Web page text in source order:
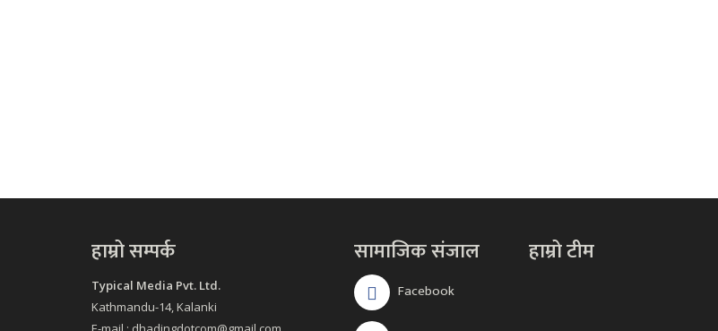
हाम्रो सम्पर्क
Typical Media Pvt. Ltd.
Kathmandu-14, Kalanki
सामाजिक संजाल
Facebook
हाम्रो टीम